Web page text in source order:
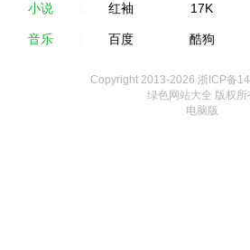
小说 红袖 17K
音乐 百度 酷狗
Copyright 2013-2026 浙ICP备
绿色网站大全 版权所
电脑版